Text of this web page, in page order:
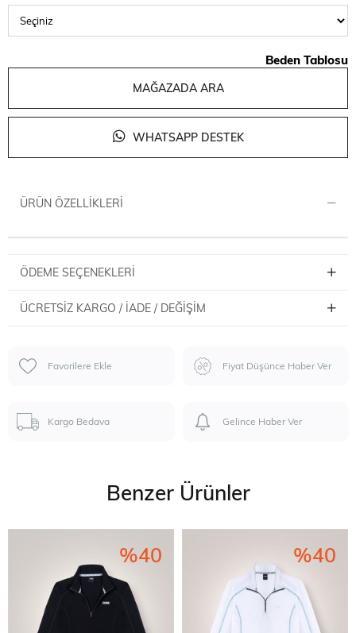
Beden Tablosu
MAĞAZADA ARA
WHATSAPP DESTEK
ÜRÜN ÖZELLIKLERI
ÖDEME SEÇENEKLERI
ÜCRETSIZ KARGO / İADE / DEĞIŞIM
Favorilere Ekle Fiyat Düşünce Haber Ver
Kargo Bedava Gelince Haber Ver
Benzer Ürünler
%40 %40